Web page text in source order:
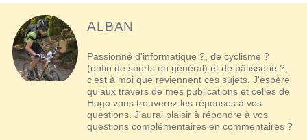
ALBAN
Passionné d'informatique ?, de cyclisme ?
(enfin de sports en général) et de pâtisserie ?,
c'est à moi que reviennent ces sujets. J'espère
qu'aux travers de mes publications et celles de
Hugo vous trouverez les réponses à vos
questions. J'aurai plaisir à répondre à vos
questions complémentaires en commentaires ?